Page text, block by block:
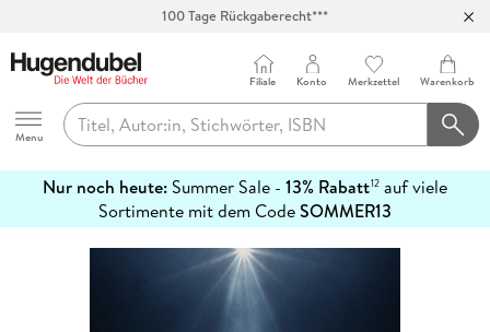
100 Tage Rückgaberecht***
Hugendubel
Menu
Filiale Konto Merkzettel Warenkorb
Nur noch heute: Summer Sale - 13% Rabatt12 auf viele
Sortimente mit dem CodeSOMMER13
erfahren